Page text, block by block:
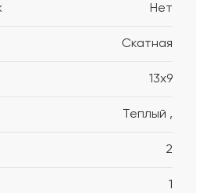
Нет
Скатная
13x9
Теплый ,
2
1